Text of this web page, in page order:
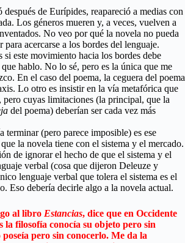
después de Eurípides, reapareció a medias con
Los géneros mueren y, a veces, vuelven a
No veo por qué la novela no pueda
acercarse a los bordes del lenguaje.
si este movimiento hacia los bordes debe
hablo. No lo sé, pero es la única que me
En el caso del poema, la ceguera del poema
Lo otro es insistir en la vía metafórica que
pero cuyas limitaciones (la principal, que la
del poema) deberían ser cada vez más
terminar (pero parece imposible) es ese
la novela tiene con el sistema y el mercado.
de ignorar el hecho de que el sistema y el
verbal (cosa que dijeron Deleuze y
lenguaje verbal que tolera el sistema es el
Eso debería decirle algo a la novela actual.
al libro Estancias, dice que en Occidente
la filosofía conocía su objeto pero sin
poseía pero sin conocerlo. Me da la